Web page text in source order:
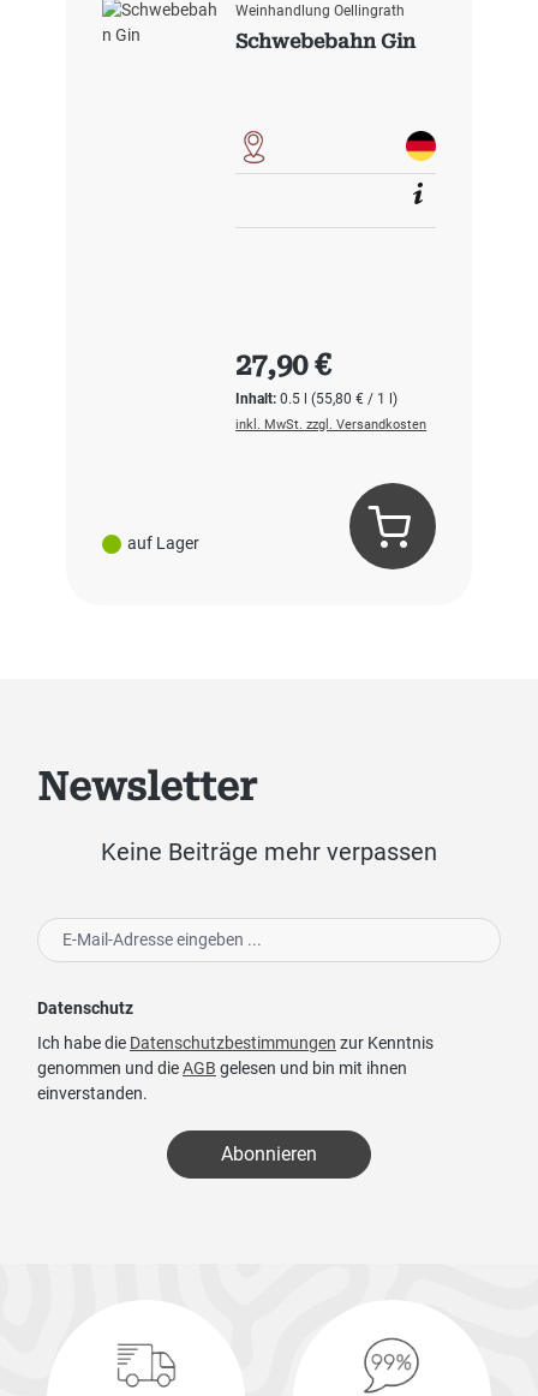
auf Lager
Weinhandlung Oellingrath
Schwebebahn Gin
Inhalt:0.5 l(55,80 € / 1 l)
Regulärer Preis:
27,90 €
inkl. MwSt. zzgl. Versandkosten
Newsletter
Keine Beiträge mehr verpassen
Datenschutz
Ich habe die Datenschutzbestimmungen zur Kenntnis
genommen und dieAGB gelesen und bin mit ihnen
einverstanden.
Abonnieren